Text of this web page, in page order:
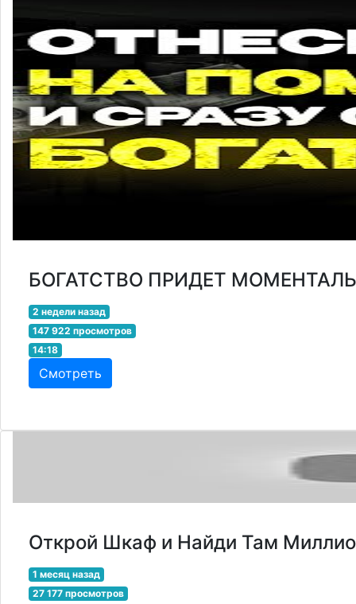
БОГАТСТВО ПРИДЕТ
2 недели назад
147 922 просмотров
14:18
Смотреть
Открой Шкаф и Найди Там
1 месяц назад
27 177 просмотров